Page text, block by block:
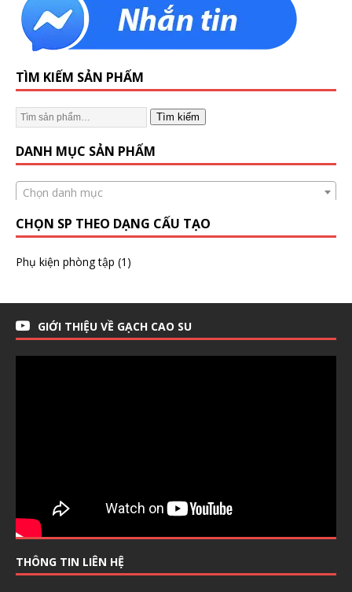
TÌM KIẾM SẢN PHẨM
Tìm kiếm
DANH MỤC SẢN PHẨM
Chọn danh mục
CHỌN SP THEO DẠNG CẤU TẠO
Phụ kiện phòng tập (1)
GIỚI THIỆU VỀ GẠCH CAO SU
THÔNG TIN LIÊN HỆ